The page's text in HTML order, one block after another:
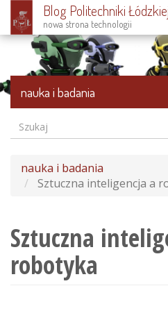
Przejdź
treści
Blog Politechniki Łódzkiej
nowa strona technologii
nauka i badania
Formularz
wyszukiwania
Szukaj
nauka i badania
Sztuczna inteligencja a
Sztuczna
robotyka